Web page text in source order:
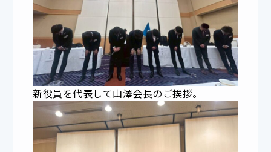
新役員を代表して山澤会長のご挨拶。